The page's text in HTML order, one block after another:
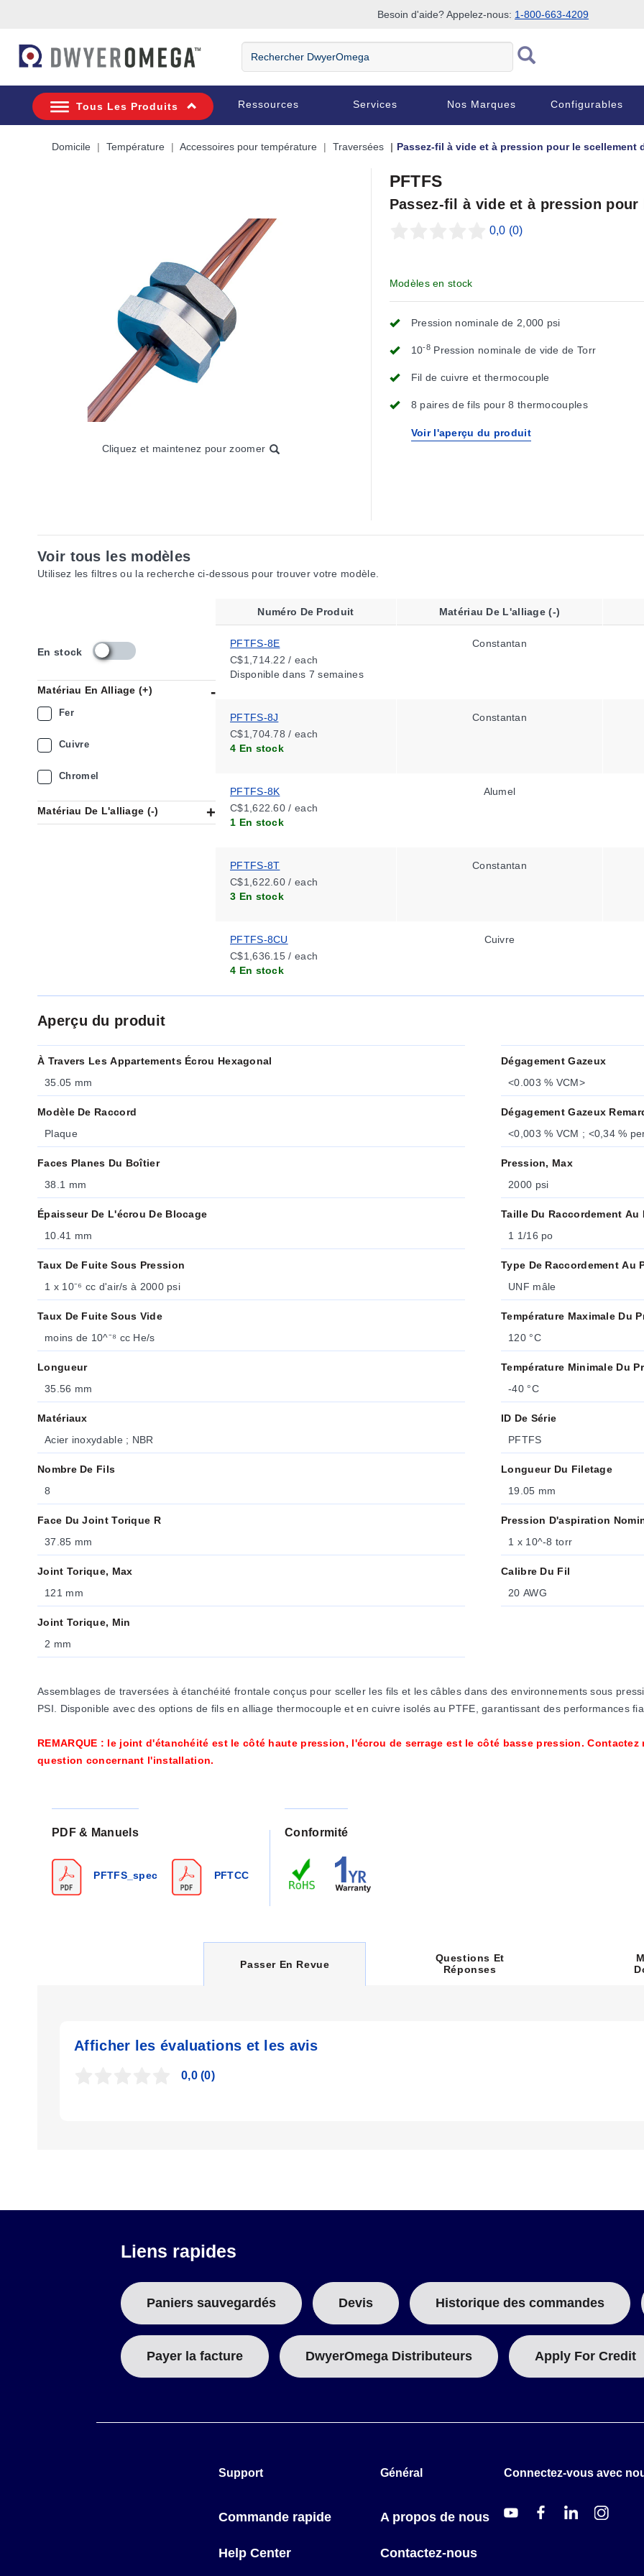
Besoin d'aide? Appelez-nous: 1-800-663-4209
Rechercher
DwyerOmega
Tous Les Produits Ressources Services Nos Marques Configurables
Domicile Température Accessoires pour température Traversées Passez-fil à vide et à pression pour le scellement
Cliquez et maintenez pour zoomer
PFTFS
Passez-fil à vide et à pression
0,0 (0)
Modèles en stock
Pression nominale de 2,000 psi
10-8Pression nominale de vide de Torr
Fil de cuivre et thermocouple
8 paires de fils pour 8 thermocouples
Voir l'aperçu du produit
Voir tous les modèles
Utilisez les filtres ou la recherche ci-dessous pour trouver votre modèle.
En stock
_
Matériau En Alliage (+)
Fer
Cuivre
Chromel
Matériau De L'alliage (-)
Numéro De Produit Matériau De L'alliage (-)
PFTFS-8E
C$1,714.22 / each
Disponible dans 7 semaines
Constantan
PFTFS-8J
C$1,704.78 / each
4 En stock
Constantan
PFTFS-8K
C$1,622.60 / each
1 En stock
Alumel
PFTFS-8T
C$1,622.60 / each
3 En stock
Constantan
PFTFS-8CU
C$1,636.15 / each
4 En stock
Cuivre
Aperçu du produit
À Travers Les Appartements Écrou Hexagonal
35.05 mm
Modèle De Raccord
Plaque
Faces Planes Du Boîtier
38.1 mm
Épaisseur De L'écrou De Blocage
10.41 mm
Taux De Fuite Sous Pression
1 x 10⁻⁶ cc d'air/s à 2000 psi
Taux De Fuite Sous Vide
moins de 10^⁻⁸ cc He/s
Longueur
35.56 mm
Matériaux
Acier inoxydable ; NBR
Nombre De Fils
8
Face Du Joint Torique R
37.85 mm
Joint Torique, Max
121 mm
Joint Torique, Min
2 mm
Dégagement Gazeux
<0.003 % VCM>
Dégagement Gazeux
Pression, Max
2000 psi
Taille Du Raccordement Au
1 1/16 po
Type De Raccordement Au
UNF mâle
Température Maximale Du
120 °C
Température Minimale Du
-40 °C
ID De Série
PFTFS
Longueur Du Filetage
19.05 mm
Pression D'aspiration
1 x 10^-8 torr
Calibre Du Fil
20 AWG
Assemblages de traversées à étanchéité frontale conçus pour sceller les fils et les câbles dans des environnements sous
PSI. Disponible avec des options de fils en alliage thermocouple et en cuivre isolés au PTFE, garantissant des performances
REMARQUE : le joint d'étanchéité est le côté haute pression, l'écrou de serrage est le côté basse pression.
question concernant l'installation.
PDF & Manuels
PFTFS_spec PFTCC
Conformité
C
R
A
B
Passer En Revue
Questions Et
Réponses
Afficher les évaluations et les avis
0,0 (0)
Liens rapides
Paniers sauvegardés Devis Historique des commandes
Payer la facture DwyerOmega Distributeurs Apply For Credit
Support
Commande rapide
Help Center
Général
A propos de nous
Contactez-nous
Connectez-vous avec